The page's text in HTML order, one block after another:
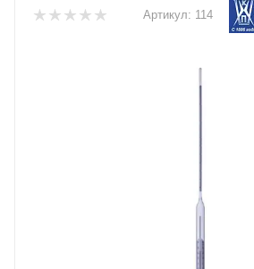
Артикул: 114